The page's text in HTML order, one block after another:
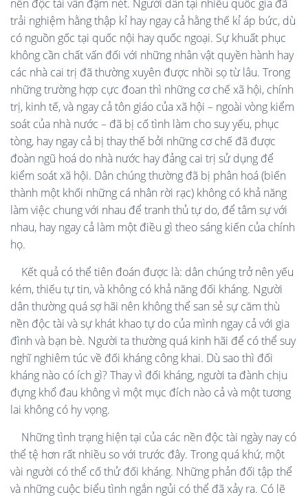
nền độc tài vẫn đậm nét. Người dân tại nhiều quốc gia đã
trải nghiệm hằng thập kỉ hay ngay cả hằng thế kỉ áp bức, dù
có nguồn gốc tại quốc nội hay quốc ngoại. Sự khuất phục
không cần chất vấn đối với những nhân vật quyền hành hay
các nhà cai trị đã thường xuyên được nhồi sọ từ lâu. Trong
những trường hợp cực đoan thì những cơ chế xã hội, chính
trị, kinh tế, và ngay cả tôn giáo của xã hội – ngoài vòng kiểm
soát của nhà nước – đã bị cố tình làm cho suy yếu, phục
tòng, hay ngay cả bị thay thế bởi những cơ chế đã được
đoàn ngũ hoá do nhà nước hay đảng cai trị sử dụng để
kiểm soát xã hội. Dân chúng thường đã bị phân hoá (biến
thành một khối những cá nhân rời rạc) không có khả năng
làm việc chung với nhau để tranh thủ tự do, để tâm sự với
nhau, hay ngay cả làm một điều gì theo sáng kiến của chính
họ.
Kết quả có thể tiên đoán được là: dân chúng trở nên yếu
kém, thiếu tự tin, và không có khả năng đối kháng. Người
dân thường quá sợ hãi nên không thể san sẻ sự căm thù
nền độc tài và sự khát khao tự do của mình ngay cả với gia
đình và bạn bè. Người ta thường quá kinh hãi để có thể suy
nghĩ nghiêm túc về đối kháng công khai. Dù sao thì đối
kháng nào có ích gì? Thay vì đối kháng, người ta đành chịu
đựng khổ đau không vì một mục đích nào cả và một tương
lai không có hy vọng.
Những tình trạng hiện tại của các nền độc tài ngày nay có
thể tệ hơn rất nhiều so với trước đây. Trong quá khứ, một
vài người có thể cố thử đối kháng. Những phản đối tập thể
và những cuộc biểu tình ngắn ngủi có thể đã xảy ra. Có lẽ